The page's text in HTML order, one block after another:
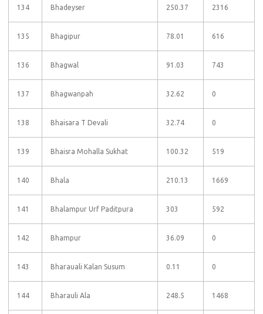
134 Bhadeyser 250.37 2316
135 Bhagipur 78.01 616
136 Bhagwal 91.03 743
137 Bhagwanpah 32.62 0
138 Bhaisara T Devali 32.74 0
139 Bhaisra Mohalla Sukhat 100.32 519
140 Bhala 210.13 1669
141 Bhalampur Urf Paditpura 303 592
142 Bhampur 36.09 0
143 Bharauali Kalan Susum 0.11 0
144 Bharauli Ala 248.5 1468